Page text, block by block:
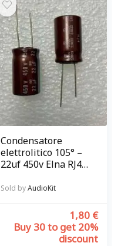
Condensatore
elettrolitico 105° –
22uf 450v Elna RJ4
Sold byAudioKit
1,80 €
Buy 30 to get 20%
discount